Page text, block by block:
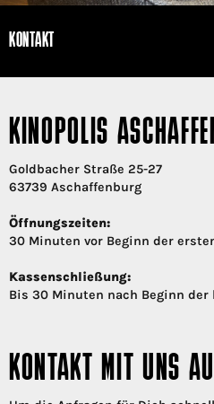
KONTAKT
KINOPOLIS
Goldbacher Straße 25-27
63739 Aschaffenburg
Öffnungszeiten:
30 Minuten vor Beginn der
Kassenschließung:
Bis 30 Minuten nach Beginn
KONTAKT MIT UNS